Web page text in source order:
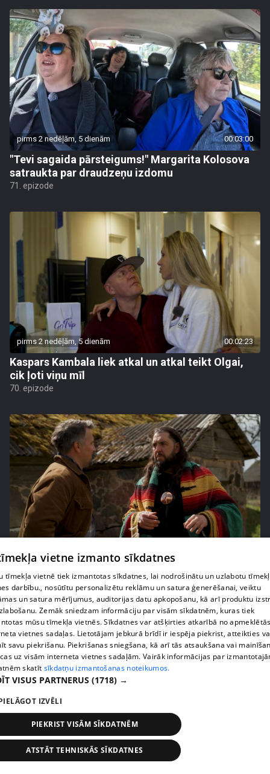
pirms 2 nedēļām, 5 dienām 00:03:00
"Tevi sagaida pārsteigums!" Margarita Kolosova
satraukta par draudzeņu izdomu
71. epizode
pirms 2 nedēļām, 5 dienām 00:02:23
Kaspars Kambala liek atkal un atkal teikt Olgai,
cik ļoti viņu mīl
70. epizode
Raivis Vidzis atklāj attiecību aizkulises
71. epizode
Magone sarūpē īpašu dāvanu savai draudzenei
vietne izmanto sīkdatnes
tīmekļa vietnē tiek izmantotas sīkdatnes, lai nodrošinātu un uzlabotu
darbību., nosūtītu personalizētu reklāmu un satura ģenerēšanai, veiktu
un satura mērījumus, auditorijas datu apkopošanu, kā arī produktu
Zemāk sniedzam informāciju par visām sīkdatnēm, kuras tiek
mūsu tīmekļa vietnēs. Sīkdatnes var atšķirties atkarībā no
vietnes sadaļas. Lietotājam jebkurā brīdī ir iespēja piekrist, atteikties
savu piekrišanu. Piekrišanas sniegšana, kā arī tās atsaukšana vai
uz visām interneta vietnes sadaļām. Vairāk informācijas par
skatīt sīkdatņu izmantošanas noteikumos.
VISUS PARTNERUS (1718) →
IZVĒLI
PIEKRIST VISĀM SĪKDATNĒM
ATSTĀT TEHNISKĀS SĪKDATNES